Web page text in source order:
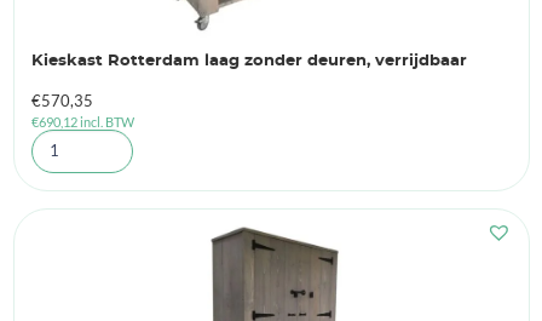
Kieskast Rotterdam laag zonder deuren, verrijdbaar
€570,35
€690,12incl. BTW